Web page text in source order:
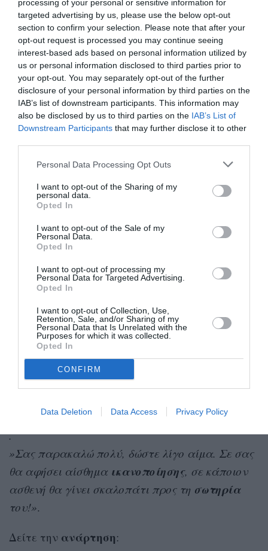
processing of your personal or sensitive information for
targeted advertising by us, please use the below opt-out
section to confirm your selection. Please note that after your
opt-out request is processed you may continue seeing
interest-based ads based on personal information utilized by
us or personal information disclosed to third parties prior to
your opt-out. You may separately opt-out of the further
disclosure of your personal information by third parties on the
IAB’s list of downstream participants. This information may
also be disclosed by us to third parties on the IAB’s List of
Downstream Participants that may further disclose it to other
Personal Data Processing Opt Outs
I want to opt-out of the Sharing of my
personal data.
Opted In
I want to opt-out of the Sale of my
Personal Data.
Opted In
I want to opt-out of processing my
Personal Data for Targeted Advertising.
Opted In
I want to opt-out of Collection, Use,
Retention, Sale, and/or Sharing of my
Personal Data that Is Unrelated with the
Purposes for which it was collected.
Opted In
CONFIRM
Data Deletion Data Access Privacy Policy
περίπου σε 35 ασκούς αίματος και 20 ασκούς
αιμοπεταλίων. Αν και έχουν περιοριστεί σε
μεγάλο βαθμό οι δραστηριότητες του
νοσοκομείου, όπως τα προγραμματισμένα
χειρουργεία, οι ανάγκες σε αίμα είναι
αυξημένες λόγωνοσηλείαςασθενών μεCOVID-
19.
»Μπορείτε ναδωρίσετελίγο αίμα:
»1. Σε οποιαδήποτεΑιμοδοσία, εθελοντικά
στον κωδικό11786(Δίκτυο Εθελοντών
Αιμοπεταλιοδοτών) ή δίνοντας στο όνομα
συγκεκριμένου ασθενή και να ζητήσετε να
σταλεί στην Αιμοδοσία του νοσοκομείου μας
2. στην Αιμοδοσία του νοσοκομείου
Παπανικολάου, Δευτέρα έως Παρασκευή και
Κυριακή 8:30-14:00, Δευτέρα, Τετάρτη,
Παρασκευή επιπλέον 17:00-20:00
»Το κτήριο της Αιμοδοσίας βρίσκεται στην άκρη
Τμήματα.
.
»Σας παρακαλώ πολύ, δώστε λίγο αίμα. Σε σας
θα αφήσει αίσθημα ικανοποίησης, σε κάποιον
ασθενή θα γίνει σκαλοπάτι προς τη σωτηρία
του!».
Δείτε την ανάρτηση: